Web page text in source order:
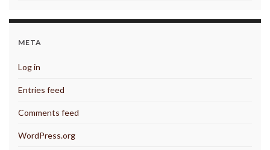
META
Log in
Entries feed
Comments feed
WordPress.org